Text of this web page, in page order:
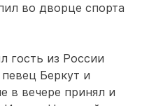
во дворце спорта
гость из России
Беркут и
в вечере принял и